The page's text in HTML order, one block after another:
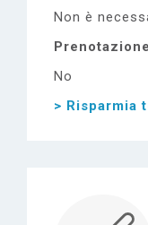
Non è
No
> Risparmia